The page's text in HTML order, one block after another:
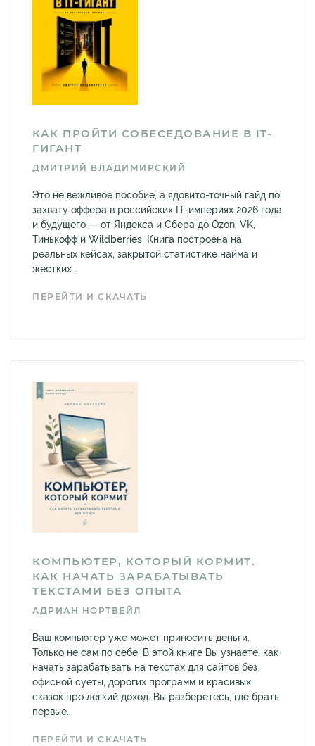
КАК ПРОЙТИ СОБЕСЕДОВАНИЕ В IT-
ГИГАНТ
ДМИТРИЙ ВЛАДИМИРСКИЙ
Это не вежливое пособие, а ядовито-точный гайд по
захвату оффера в российских IT-империях 2026 года
и будущего — от Яндекса и Сбера до Ozon, VK,
Тинькофф и Wildberries. Книга построена на
реальных кейсах, закрытой статистике найма и
жёстких...
ПЕРЕЙТИ И СКАЧАТЬ
КОМПЬЮТЕР, КОТОРЫЙ КОРМИТ.
КАК НАЧАТЬ ЗАРАБАТЫВАТЬ
ТЕКСТАМИ БЕЗ ОПЫТА
АДРИАН НОРТВЕЙЛ
Ваш компьютер уже может приносить деньги.
Только не сам по себе. В этой книге Вы узнаете, как
начать зарабатывать на текстах для сайтов без
офисной суеты, дорогих программ и красивых
сказок про лёгкий доход. Вы разберётесь, где брать
первые...
ПЕРЕЙТИ И СКАЧАТЬ